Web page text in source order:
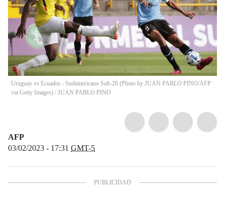
Uruguay vs Ecuador - Sudamericano Sub-20 (Photo by JUAN PABLO PINO/AFP
via Getty Images) / JUAN PABLO PINO
AFP
03/02/2023 - 17:31 GMT-5